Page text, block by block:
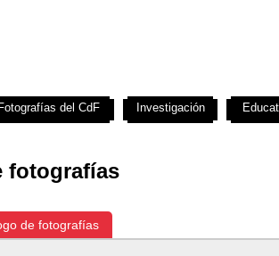
fotografías
de fotografías
Fotografías del CdF Investigación